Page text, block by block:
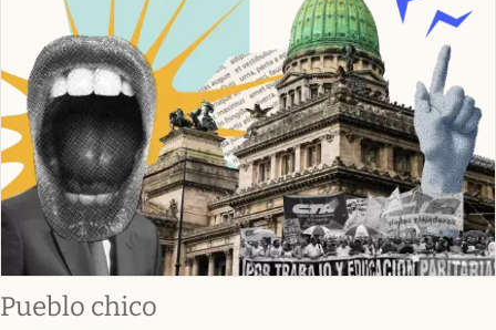
Pueblo chico